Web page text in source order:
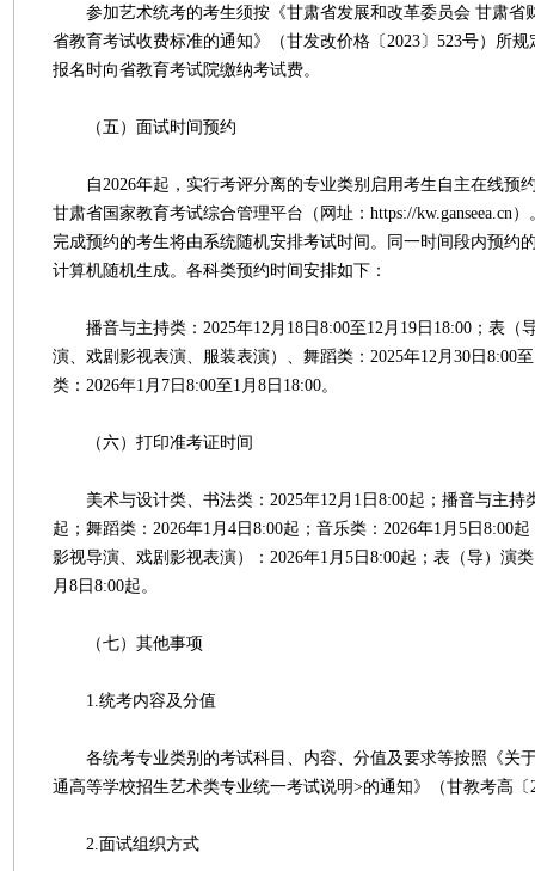
参加艺术统考的考生须按《甘肃省发展和改革委员会 甘肃省
省教育考试收费标准的通知》（甘发改价格〔2023〕523号）所
报名时向省教育考试院缴纳考试费。
（五）面试时间预约
自2026年起，实行考评分离的专业类别启用考生自主在线预
甘肃省国家教育考试综合管理平台（网址：https://kw.ganseea.cn
完成预约的考生将由系统随机安排考试时间。同一时间段内预约
计算机随机生成。各科类预约时间安排如下：
播音与主持类：2025年12月18日8:00至12月19日18:00；表（
演、戏剧影视表演、服装表演）、舞蹈类：2025年12月30日8:00
类：2026年1月7日8:00至1月8日18:00。
（六）打印准考证时间
美术与设计类、书法类：2025年12月1日8:00起；播音与主持
起；舞蹈类：2026年1月4日8:00起；音乐类：2026年1月5日8:00
影视导演、戏剧影视表演）：2026年1月5日8:00起；表（导）演
月8日8:00起。
（七）其他事项
1.统考内容及分值
各统考专业类别的考试科目、内容、分值及要求等按照《关于
通高等学校招生艺术类专业统一考试说明>的通知》（甘教考高〔
2.面试组织方式